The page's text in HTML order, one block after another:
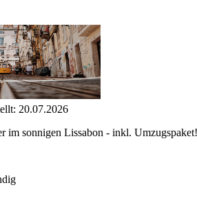
20.07.2026
im sonnigen Lissabon - inkl. Umzugspaket!